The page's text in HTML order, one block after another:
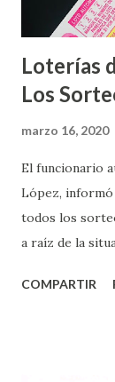
Loterías
Los
marzo 16, 2020
El funcionario
López, informó
todos los
a raíz de la
proteger la
COMPARTIR